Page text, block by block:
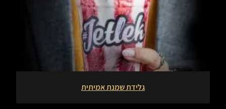
גלידת שמנת אמיתית